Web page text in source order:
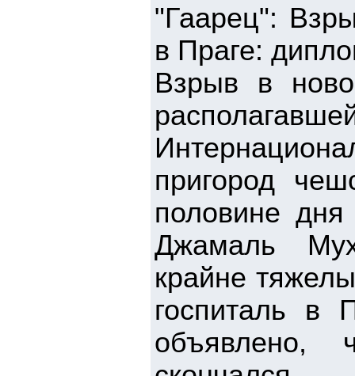
"Гаарец":
в Праге:
Взрыв в
пригород
половине
Джамаль
крайне
госпиталь в
объявлено,